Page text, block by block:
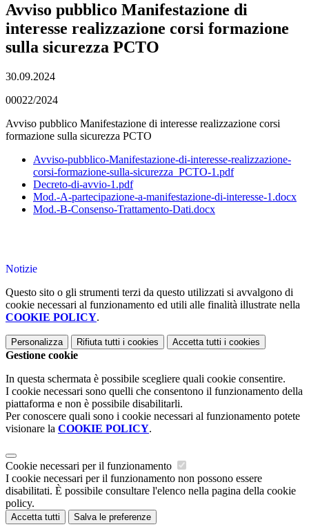
Avviso pubblico Manifestazione di
interesse realizzazione corsi formazione
sulla sicurezza PCTO
30.09.2024
00022/2024
Avviso pubblico Manifestazione di interesse realizzazione corsi
formazione sulla sicurezza PCTO
Avviso-pubblico-Manifestazione-di-interesse-realizzazione-
corsi-formazione-sulla-sicurezza_PCTO-1.pdf
Decreto-di-avvio-1.pdf
Mod.-A-partecipazione-a-manifestazione-di-interesse-1.docx
Mod.-B-Consenso-Trattamento-Dati.docx
Notizie
Questo sito o gli strumenti terzi da questo utilizzati si avvalgono di
cookie necessari al funzionamento ed utili alle finalità illustrate nella
COOKIE POLICY.
Personalizza Rifiuta tutti i cookies Accetta tutti i cookies
Gestione cookie
In questa schermata è possibile scegliere quali cookie consentire.
I cookie necessari sono quelli che consentono il funzionamento della
piattaforma e non è possibile disabilitarli.
Per conoscere quali sono i cookie necessari al funzionamento potete
visionare la COOKIE POLICY.
Cookie necessari per il funzionamento
I cookie necessari per il funzionamento non possono essere
disabilitati. È possibile consultare l'elenco nella pagina della cookie
policy.
Accetta tutti Salva le preferenze